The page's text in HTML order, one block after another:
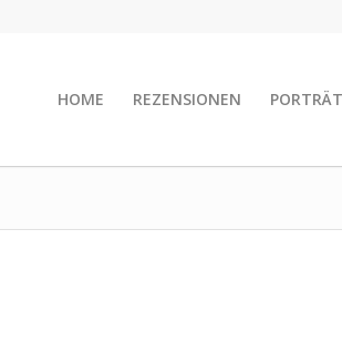
HOME REZENSIONEN